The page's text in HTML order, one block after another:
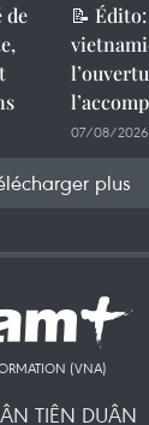
de
📝
07/08/2026
plus
(VNA)
TIÊN DUÂN